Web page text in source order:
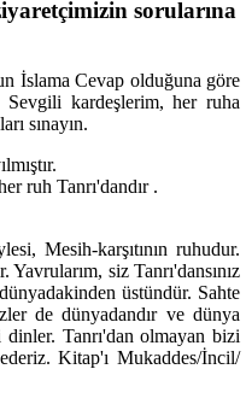
sorularına
İslama Cevap olduğuna göre
Sevgili kardeşlerim, her ruha
sınayın.
ruh Tanrı'dandır .
Mesih-karşıtının ruhudur.
siz Tanrı'dansınız
üstündür. Sahte
de dünyadandır ve dünya
dinler. Tanrı'dan olmayan bizi
Kitap'ı Mukaddes/İncil/